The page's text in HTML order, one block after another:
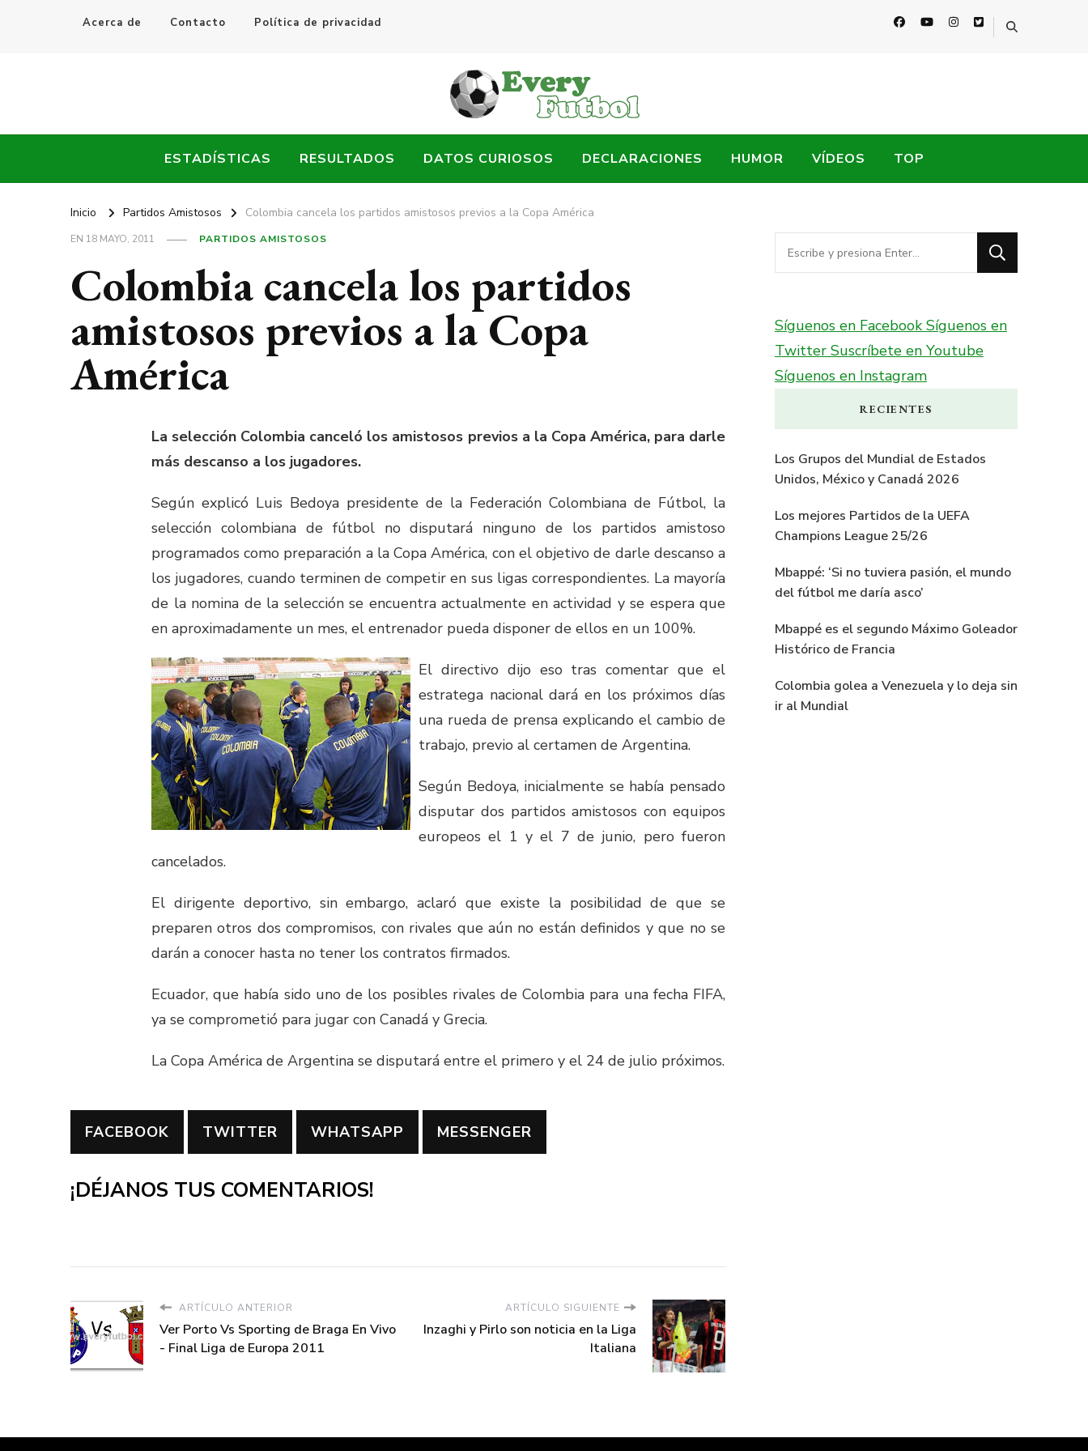
Acerca de Contacto Política de privacidad
Every Fútbol
ESTADÍSTICAS RESULTADOS DATOS CURIOSOS DECLARACIONES HUMOR VÍDEOS TOP
Inicio Partidos Amistosos Colombia cancela los partidos amistosos previos a la Copa América
EN 18 MAYO, 2011 PARTIDOS AMISTOSOS
Colombia cancela los partidos
amistosos previos a la Copa
América
La selección Colombia canceló los amistosos previos a la Copa América, para darle
más descanso a los jugadores.
Según explicó Luis Bedoya presidente de la Federación Colombiana de Fútbol, la
selección colombiana de fútbol no disputará ninguno de los partidos amistoso
programados como preparación a la Copa América, con el objetivo de darle descanso a
los jugadores, cuando terminen de competir en sus ligas correspondientes. La mayoría
de la nomina de la selección se encuentra actualmente en actividad y se espera que
en aproximadamente un mes, el entrenador pueda disponer de ellos en un 100%.
El directivo dijo eso tras comentar que el
estratega nacional dará en los próximos días
una rueda de prensa explicando el cambio de
trabajo, previo al certamen de Argentina.
Según Bedoya, inicialmente se había pensado
disputar dos partidos amistosos con equipos
europeos el 1 y el 7 de junio, pero fueron
cancelados.
El dirigente deportivo, sin embargo, aclaró que existe la posibilidad de que se
preparen otros dos compromisos, con rivales que aún no están definidos y que no se
darán a conocer hasta no tener los contratos firmados.
Ecuador, que había sido uno de los posibles rivales de Colombia para una fecha FIFA,
ya se comprometió para jugar con Canadá y Grecia.
La Copa América de Argentina se disputará entre el primero y el 24 de julio próximos.
FACEBOOK TWITTER WHATSAPP MESSENGER
¡DÉJANOS TUS COMENTARIOS!
ARTÍCULO ANTERIOR
Ver Porto Vs Sporting de Braga En Vivo
- Final Liga de Europa 2011
ARTÍCULO SIGUIENTE
Inzaghi y Pirlo son noticia en la Liga
Italiana
¿Buscas
algo?
Síguenos en FacebookSíguenos en
Twitter Suscríbete en Youtube
Síguenos en Instagram
RECIENTES
Los Grupos del Mundial de Estados
Unidos, México y Canadá 2026
Los mejores Partidos de la UEFA
Champions League 25/26
Mbappé: ‘Si no tuviera pasión, el mundo
del fútbol me daría asco’
Mbappé es el segundo Máximo Goleador
Histórico de Francia
Colombia golea a Venezuela y lo deja sin
ir al Mundial